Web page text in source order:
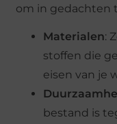
om in gedachten
Materialen:
stoffen die
eisen van je
bestand is